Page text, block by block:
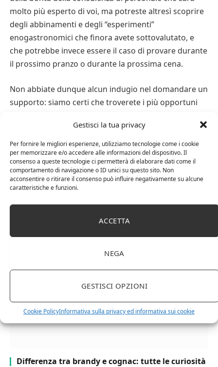
Gestisci la tua privacy
Per fornire le migliori esperienze, utilizziamo tecnologie come i cookie
per memorizzare e/o accedere alle informazioni del dispositivo. Il
consenso a queste tecnologie ci permetterà di elaborare dati come il
comportamento di navigazione o ID unici su questo sito. Non
acconsentire o ritirare il consenso può influire negativamente su alcune
caratteristiche e funzioni.
ACCETTA
NEGA
GESTISCI OPZIONI
Cookie PolicyInformativa sulla privacy ed informativa sui cookie
molto più esperto di voi, ma potreste altresì scoprire
degli abbinamenti e degli “esperimenti”
enogastronomici che finora avete sottovalutato, e
che potrebbe invece essere il caso di provare durante
il prossimo pranzo o durante la prossima cena.
Non abbiate dunque alcun indugio nel domandare un
supporto: siamo certi che troverete i più opportuni
la qualità del demi sec.
Facebook Twitter
Differenza tra brandy e cognac: tutte le curiosità